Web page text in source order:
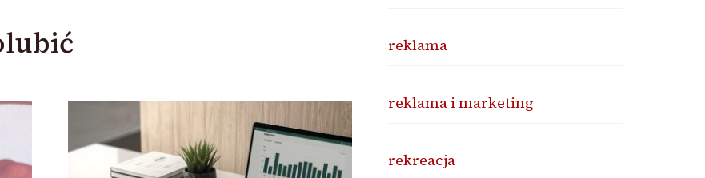
reklama
reklama i marketing
rekreacja